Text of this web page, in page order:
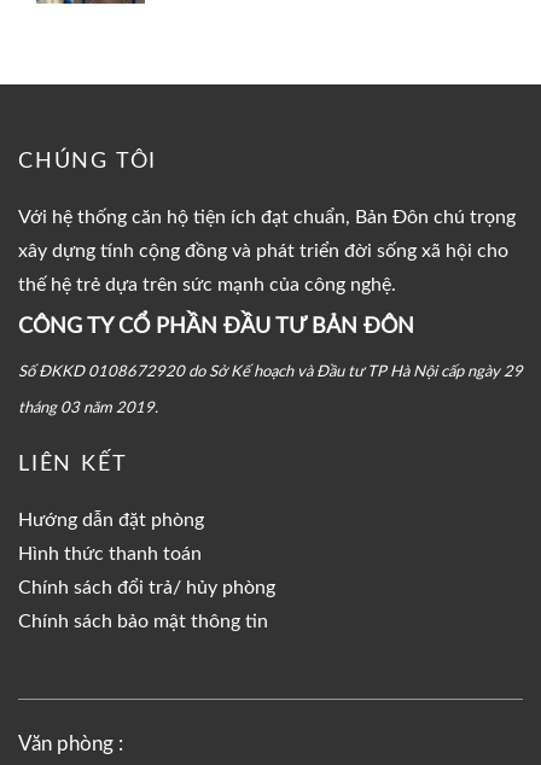
CHÚNG TÔI
Với hệ thống căn hộ tiện ích đạt chuẩn, Bản Đôn chú trọng
xây dựng tính cộng đồng và phát triển đời sống xã hội cho
thế hệ trẻ dựa trên sức mạnh của công nghệ.
CÔNG TY CỔ PHẦN ĐẦU TƯ BẢN ĐÔN
Số ĐKKD 0108672920 do Sở Kế hoạch và Đầu tư TP Hà Nội cấp ngày 29
tháng 03 năm 2019.
LIÊN KẾT
Hướng dẫn đặt phòng
Hình thức thanh toán
Chính sách đổi trả/ hủy phòng
Chính sách bảo mật thông tin
Văn phòng :